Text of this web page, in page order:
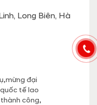
Long Biên, Hà
,mừng đại
quốc tế lao
công,